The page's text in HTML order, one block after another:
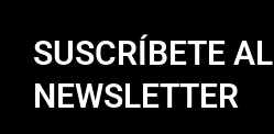
SUSCRÍBETE AL
NEWSLETTER